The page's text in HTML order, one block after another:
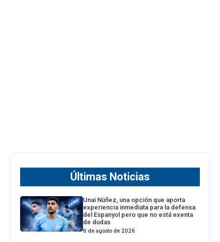
Últimas Noticias
Unai Núñez, una opción que aporta
experiencia inmediata para la defensa
del Espanyol pero que no está exenta
de dudas
6 de agosto de 2026